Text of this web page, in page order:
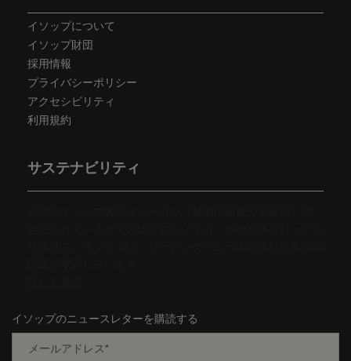
イソップについて
イソップ財団
採用情報
プライバシーポリシー
アクセシビリティ
利用規約
サステナビリティ
イソップのニュースレターを購読する
メールアドレス*